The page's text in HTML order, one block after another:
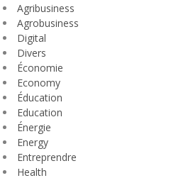
Agribusiness
Agrobusiness
Digital
Divers
Économie
Economy
Éducation
Education
Énergie
Energy
Entreprendre
Health